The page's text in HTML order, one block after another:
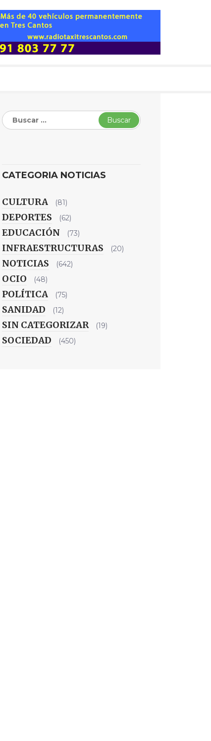
Buscar:
CATEGORIA NOTICIAS
CULTURA (81)
DEPORTES (62)
EDUCACIÓN (73)
INFRAESTRUCTURAS (20)
NOTICIAS (642)
OCIO (48)
POLÍTICA (75)
SANIDAD (12)
SIN CATEGORIZAR (19)
SOCIEDAD (450)